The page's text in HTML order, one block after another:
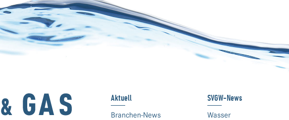
Aktuell
Branchen-News
SVGW-News
Wasser